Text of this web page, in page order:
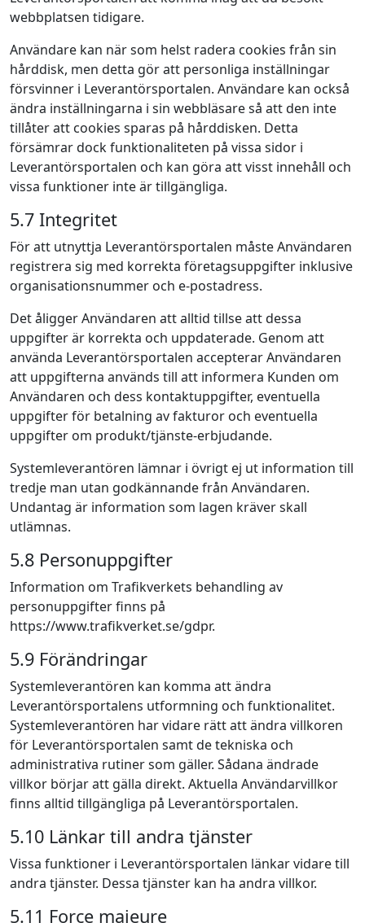
webbplatsen tidigare.
Användare kan när som helst radera cookies från sin
hårddisk, men detta gör att personliga inställningar
försvinner i Leverantörsportalen. Användare kan också
ändra inställningarna i sin webbläsare så att den inte
tillåter att cookies sparas på hårddisken. Detta
försämrar dock funktionaliteten på vissa sidor i
Leverantörsportalen och kan göra att visst innehåll och
vissa funktioner inte är tillgängliga.
5.7 Integritet
För att utnyttja Leverantörsportalen måste Användaren
registrera sig med korrekta företagsuppgifter inklusive
organisationsnummer och e-postadress.
Det åligger Användaren att alltid tillse att dessa
uppgifter är korrekta och uppdaterade. Genom att
använda Leverantörsportalen accepterar Användaren
att uppgifterna används till att informera Kunden om
Användaren och dess kontaktuppgifter, eventuella
uppgifter för betalning av fakturor och eventuella
uppgifter om produkt/tjänste-erbjudande.
Systemleverantören lämnar i övrigt ej ut information till
tredje man utan godkännande från Användaren.
Undantag är information som lagen kräver skall
utlämnas.
5.8 Personuppgifter
Information om Trafikverkets behandling av
personuppgifter finns på
https://www.trafikverket.se/gdpr.
5.9 Förändringar
Systemleverantören kan komma att ändra
Leverantörsportalens utformning och funktionalitet.
Systemleverantören har vidare rätt att ändra villkoren
för Leverantörsportalen samt de tekniska och
administrativa rutiner som gäller. Sådana ändrade
villkor börjar att gälla direkt. Aktuella Användarvillkor
finns alltid tillgängliga på Leverantörsportalen.
5.10 Länkar till andra tjänster
Vissa funktioner i Leverantörsportalen länkar vidare till
andra tjänster. Dessa tjänster kan ha andra villkor.
5.11 Force majeure